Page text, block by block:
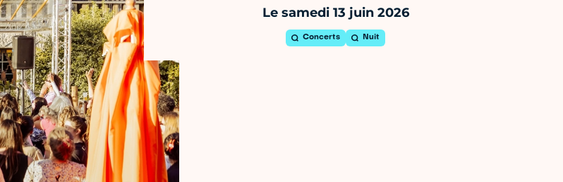
Le samedi 13 juin 2026
Concerts Nuit